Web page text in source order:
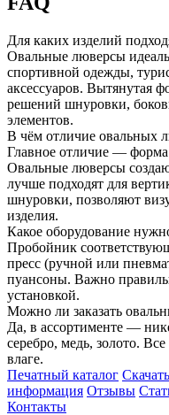
Для каких изделий
Овальные люверсы
спортивной одежды,
аксессуаров. Вытянутая
решений шнуровки,
элементов.
В чём отличие овальных
Главное отличие — форма
Овальные люверсы
лучше подходят для
шнуровки, позволяют
изделия.
Какое оборудование
Пробойник
пресс (ручной или
пуансоны. Важно
установкой.
Можно ли заказать
Да, в ассортименте —
серебро, медь, золото.
влаге.
Печатный каталог
информация Отзывы
Контакты